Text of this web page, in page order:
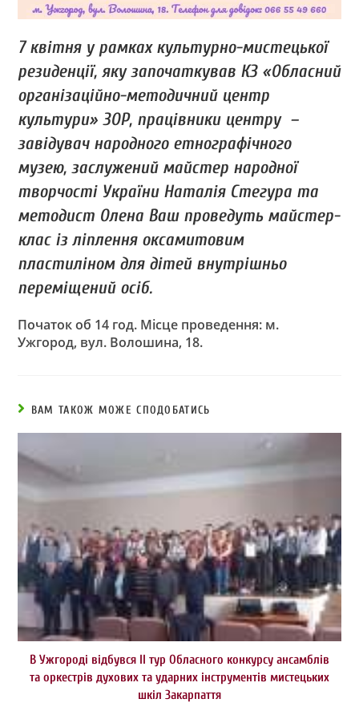
7 квітня у рамках культурно-мистецької
резиденції, яку започаткував КЗ «Обласний
організаційно-методичний центр
культури» ЗОР, працівники центру –
завідувач народного етнографічного
музею, заслужений майстер народної
творчості України Наталія Стегура та
методист Олена Ваш проведуть майстер-
клас із ліплення оксамитовим
пластиліном для дітей внутрішньо
переміщений осіб.
Початок об 14 год. Місце проведення: м.
Ужгород, вул. Волошина, 18.
ВАМ ТАКОЖ МОЖЕ СПОДОБАТИСЬ
В Ужгороді відбувся ІІ тур Обласного конкурсу ансамблів
та оркестрів духових та ударних інструментів мистецьких
шкіл Закарпаття